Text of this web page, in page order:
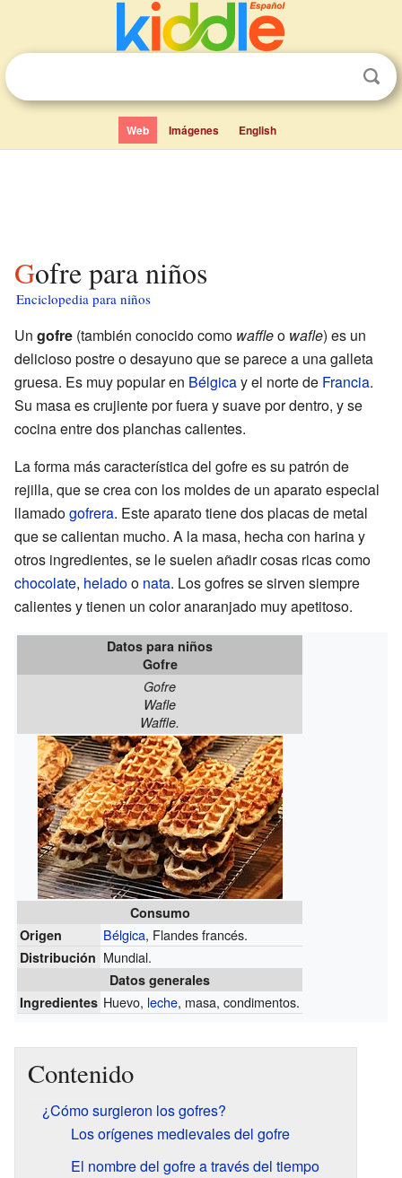
Web Imágenes English
Gofre para niños
Enciclopedia para niños
Un gofre (también conocido como waffleo wafle) es un
delicioso postre o desayuno que se parece a una galleta
gruesa. Es muy popular en Bélgicay el norte de Francia.
Su masa es crujiente por fuera y suave por dentro, y se
cocina entre dos planchas calientes.
La forma más característica del gofre es su patrón de
rejilla, que se crea con los moldes de un aparato especial
llamadogofrera. Este aparato tiene dos placas de metal
que se calientan mucho. A la masa, hecha con harina y
otros ingredientes, se le suelen añadir cosas ricas como
chocolate, heladoo nata. Los gofres se sirven siempre
calientes y tienen un color anaranjado muy apetitoso.
Datos para niños
Gofre
Gofre
Wafle
Waffle.
Consumo
Origen
Bélgica, Flandes francés.
Distribución Mundial.
Datos generales
Ingredientes Huevo, leche, masa, condimentos.
Contenido
¿Cómo surgieron los gofres?
Los orígenes medievales del gofre
El nombre del gofre a través del tiempo